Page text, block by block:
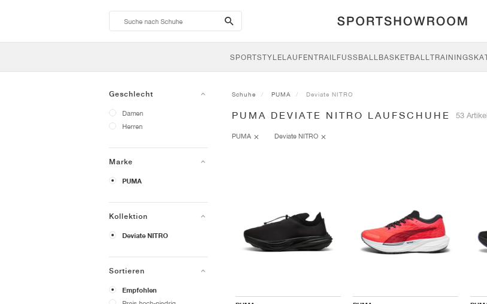
search-
btn
SPORTSTYLELAUFENTRAILFUSSBALL BASKETBALLTRAINING
Geschlecht
Damen
Herren
Marke
PUMA
Kollektion
Deviate NITRO
Sortieren
Empfohlen
Schuhe PUMA Deviate NITRO
PUMA DEVIATE NITRO LAUFSCHUHE 53 Artikel
PUMA Deviate NITRO